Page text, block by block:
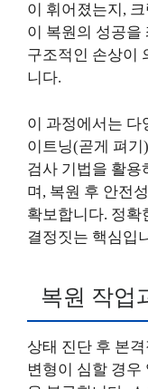
이 휘어졌는지,
이 복원의 성공을
구조적인 손상이
니다.
이 과정에서는 다
이트닝(곧게 펴기
검사 기법을 활용
며, 복원 후 안전
확보합니다. 정확
결정짓는 핵심입
복원 작업
상태 진단 후 본
변형이 심할 경우